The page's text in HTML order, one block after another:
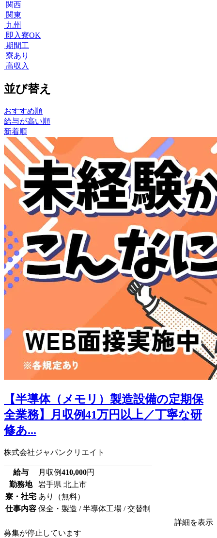
関西
関東
九州
即入寮OK
期間工
寮あり
高収入
並び替え
おすすめ順
給与が高い順
新着順
【半導体（メモリ）製造設備の定期保
全業務】月収例41万円以上／丁寧な研
修あ...
株式会社ジャパンクリエイト
給与 月収例410,000円
勤務地
岩手県 北上市
寮・社宅 あり（無料）
仕事内容 保全・製造 / 半導体工場 / 交替制
詳細を表示
募集が停止しています